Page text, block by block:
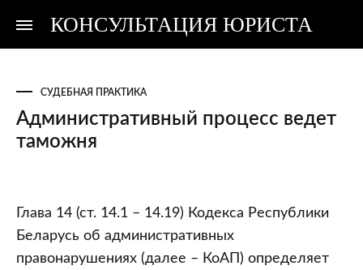
КОНСУЛЬТАЦИЯ ЮРИСТА
Консультация
Консультация
СУДЕБНАЯ ПРАКТИКА
Административный процесс ведет
таможня
Административный
процесс
ведет
Глава 14 (ст. 14.1 – 14.19) Кодекса Республики
Беларусь об административных
правонарушениях (далее – КоАП) определяет